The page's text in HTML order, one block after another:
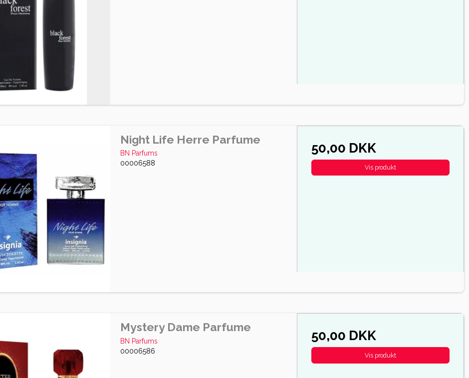
Night Life Herre Parfume
BN Parfums
00006588
50,00 DKK
Vis produkt
Mystery Dame Parfume
BN Parfums
00006586
50,00 DKK
Vis produkt